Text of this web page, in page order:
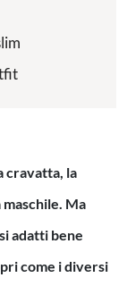
cravatta, la
maschile. Ma
adatti bene
come i diversi